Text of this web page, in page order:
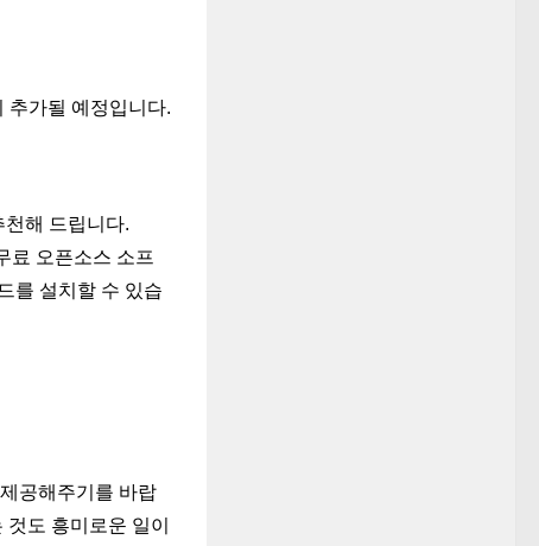
추가될 예정입니다.
해 드립니다.
료 오픈소스 소프
를 설치할 수 있습
공해주기를 바랍
도 흥미로운 일이